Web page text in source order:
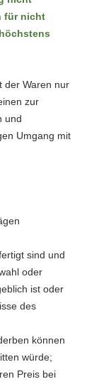
für nicht
der Waren nur
zur
und
Umgang mit
sind und
oder
ist oder
des
können
würde;
Preis bei